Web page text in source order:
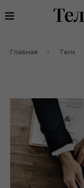
Главная Теги